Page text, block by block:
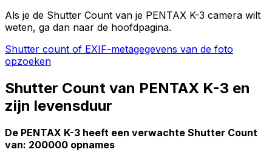
Als je de Shutter Count van je PENTAX K-3 camera wilt
weten, ga dan naar de hoofdpagina.
Shutter count of EXIF-metagegevens van de foto
opzoeken
Shutter Count van PENTAX K-3 en
zijn levensduur
De PENTAX K-3 heeft een verwachte Shutter Count
van: 200000 opnames